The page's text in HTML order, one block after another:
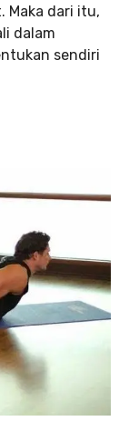
Maka dari itu,
dalam
sendiri